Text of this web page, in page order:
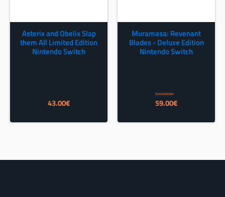
Asterix and Obelix Slap
them All Limited Edition
Nintendo Switch
43.00€
Muramasa: Revenant
Blades - Deluxe Edition
Nintendo Switch
65.00€
Izvorna
bila
59.00€Trenutna
je: